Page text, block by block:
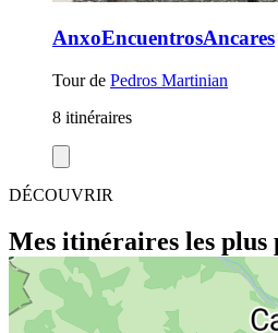
AnxoEncuentrosAncares
Tour de Pedros Martinian
8 itinéraires
DÉCOUVRIR
Mes itinéraires les plus